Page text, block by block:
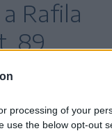
processing of your
use the below opt-out
Rafila
89